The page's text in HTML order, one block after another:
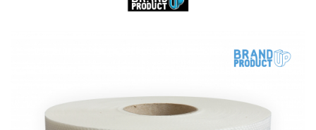
Saci menajeri (Unitate Protejata)
Birotica si papetarie
Hartie si articole din hartie